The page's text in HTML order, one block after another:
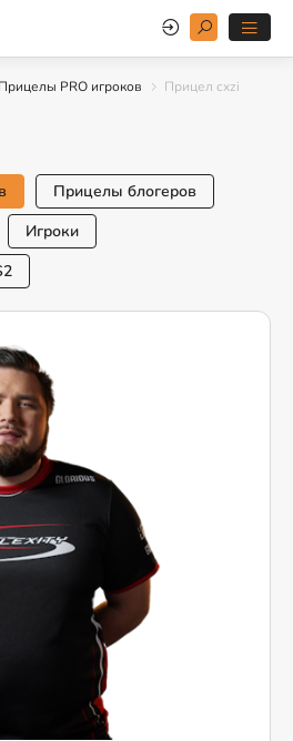
Прицелы PRO игроков Прицел cxzi
Прицелы блогеров
Игроки